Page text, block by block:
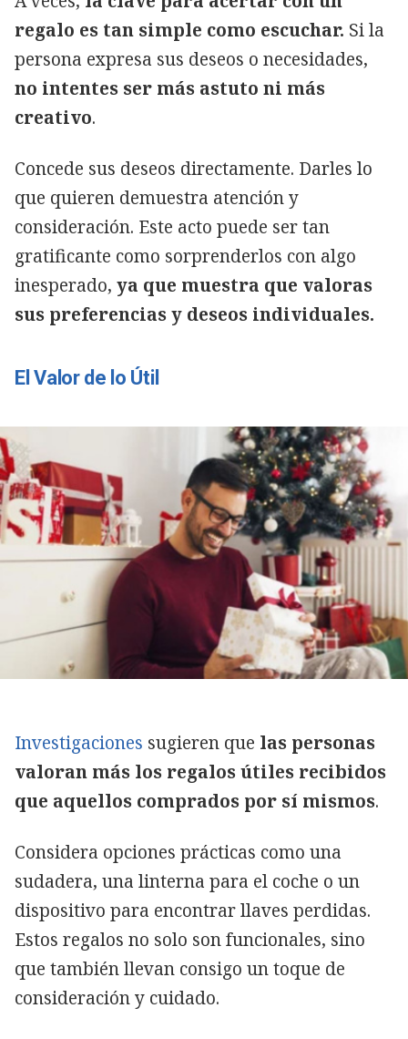
regalo es tan simple como escuchar. Si la
persona expresa sus deseos o necesidades,
no intentes ser más astuto ni más
creativo.
Concede sus deseos directamente. Darles lo
que quieren demuestra atención y
consideración. Este acto puede ser tan
gratificante como sorprenderlos con algo
inesperado, ya que muestra que valoras
sus preferencias y deseos individuales.
El Valor de lo Útil
Investigaciones sugieren que las personas
valoran más los regalos útiles recibidos
que aquellos comprados por sí mismos.
Considera opciones prácticas como una
sudadera, una linterna para el coche o un
dispositivo para encontrar llaves perdidas.
Estos regalos no solo son funcionales, sino
que también llevan consigo un toque de
consideración y cuidado.